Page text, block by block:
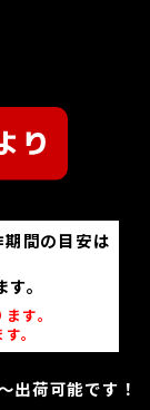
間の目安は
。
す。
。
出荷可能です！